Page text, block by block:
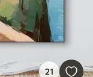
21